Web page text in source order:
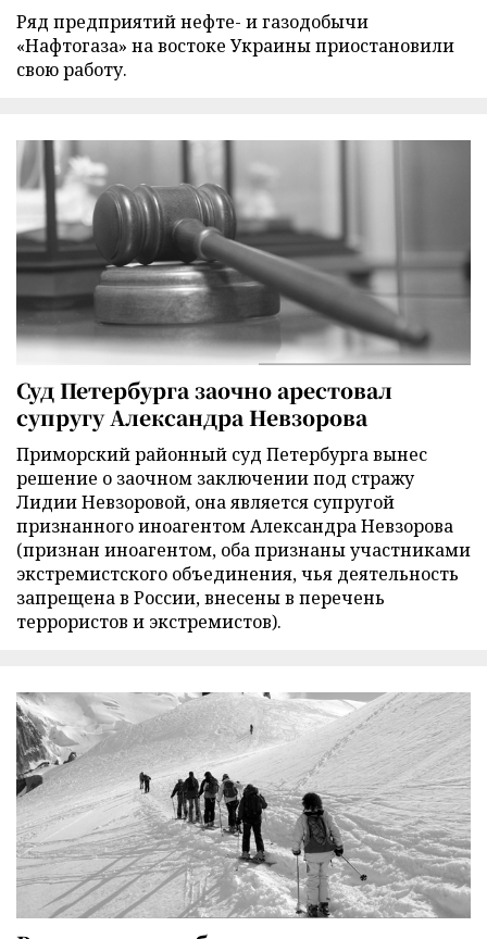
Ряд предприятий нефте- и газодобычи
«Нафтогаза» на востоке Украины приостановили
свою работу.
Суд Петербурга заочно арестовал
супругу Александра Невзорова
Приморский районный суд Петербурга вынес
решение о заочном заключении под стражу
Лидии Невзоровой, она является супругой
признанного иноагентом Александра Невзорова
(признан иноагентом, оба признаны участниками
экстремистского объединения, чья деятельность
запрещена в России, внесены в перечень
террористов и экстремистов).